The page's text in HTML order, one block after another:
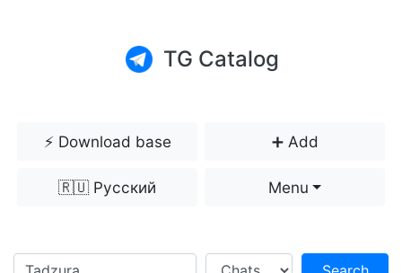
TG Catalog
⚡️ Download base ➕ Add
🇷🇺 Русский Menu